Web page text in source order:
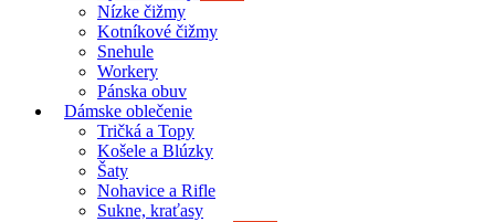
Nízke čižmy
Kotníkové čižmy
Snehule
Workery
Pánska obuv
Dámske oblečenie
Tričká a Topy
Košele a Blúzky
Šaty
Nohavice a Rifle
Sukne, kraťasy